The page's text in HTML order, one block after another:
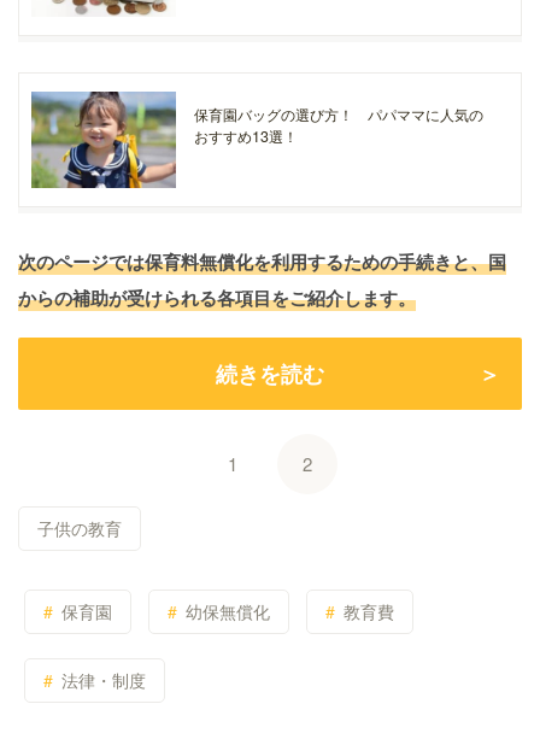
保育園バッグの選び方！ パパママに人気の
おすすめ13選！
次のページでは保育料無償化を利用するための手続きと、国
からの補助が受けられる各項目をご紹介します。
続きを読む
1 2
子供の教育
保育園 幼保無償化 教育費
法律・制度